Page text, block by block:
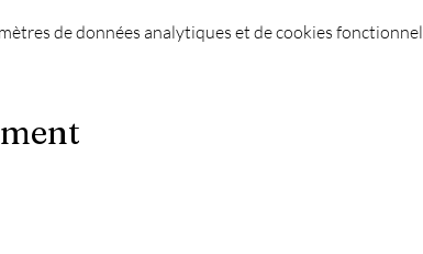
de données analytiques et de cookies